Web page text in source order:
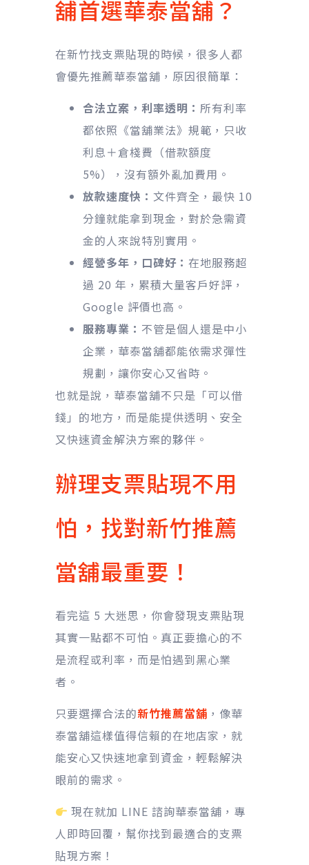
舖首選華泰當舖？
在新竹找支票貼現的時候，很多人都
會優先推薦華泰當舖，原因很簡單：
合法立案，利率透明： 所有利率
都依照《當舖業法》規範，只收
利息＋倉棧費（借款額度
5%），沒有額外亂加費用。
放款速度快： 文件齊全，最快 10
分鐘就能拿到現金，對於急需資
金的人來說特別實用。
經營多年，口碑好： 在地服務超
過 20 年，累積大量客戶好評，
Google 評價也高。
服務專業： 不管是個人還是中小
企業，華泰當舖都能依需求彈性
規劃，讓你安心又省時。
也就是說，華泰當舖不只是「可以借
錢」的地方，而是能提供透明、安全
又快速資金解決方案的夥伴。
辦理支票貼現不用
怕，找對新竹推薦
當舖最重要！
看完這 5 大迷思，你會發現支票貼現
其實一點都不可怕。真正要擔心的不
是流程或利率，而是怕遇到黑心業
者。
只要選擇合法的新竹推薦當舖 ，像華
泰當舖這樣值得信賴的在地店家，就
能安心又快速地拿到資金，輕鬆解決
眼前的需求。
現在就加 LINE 諮詢華泰當舖，專
人即時回覆，幫你找到最適合的支票
貼現方案！